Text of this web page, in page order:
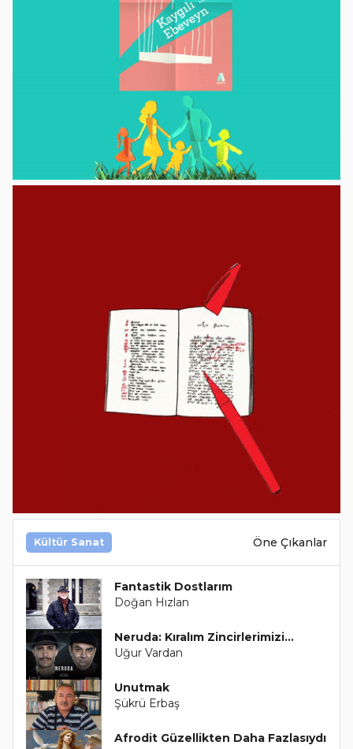
Kültür Sanat Öne Çıkanlar
Fantastik Dostlarım
Doğan Hızlan
Neruda: Kıralım Zincirlerimizi...
Uğur Vardan
Unutmak
Şükrü Erbaş
Afrodit Güzellikten Daha Fazlasıydı